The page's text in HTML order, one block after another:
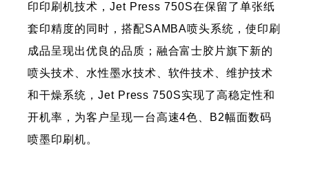
印印刷机技术，Jet Press 750S在保留了单张纸
套印精度的同时，搭配SAMBA喷头系统，使印刷
成品呈现出优良的品质；融合富士胶片旗下新的
喷头技术、水性墨水技术、软件技术、维护技术
和干燥系统，Jet Press 750S实现了高稳定性和
开机率，为客户呈现一台高速4色、B2幅面数码
喷墨印刷机。